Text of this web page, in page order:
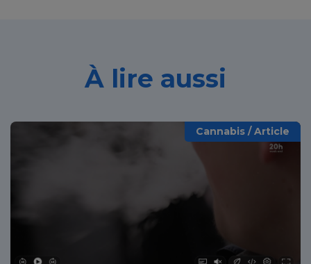
À lire aussi
Cannabis / Article